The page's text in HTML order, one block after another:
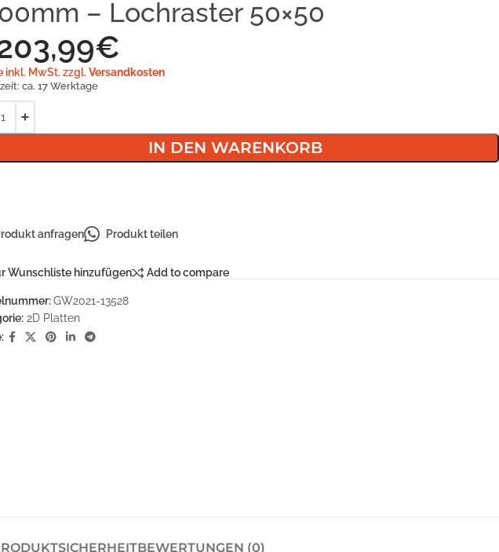
– Lochraster 50×50
€
inkl. MwSt. zzgl. Versandkosten
ca. 17 Werktage
IN DEN WARENKORB
anfragen Produkt teilen
Wunschliste hinzufügen Add to compare
GW2021-13528
2D Platten
BEWERTUNGEN (0)